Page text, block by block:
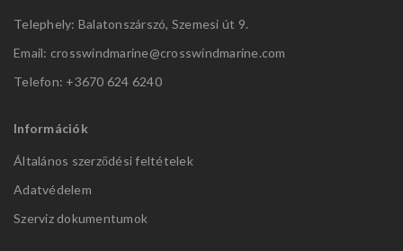
Telephely: Balatonszárszó, Szemesi út 9.
Email: crosswindmarine@crosswindmarine.com
Telefon: +3670 624 6240
Információk
Általános szerződési feltételek
Adatvédelem
Szerviz dokumentumok